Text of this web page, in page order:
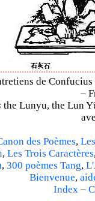
de
–
the Lunyu, the Lun
des Poèmes,
, Les Trois Caractères
, 300 poèmes Tang,
Bienvenue,
Index –